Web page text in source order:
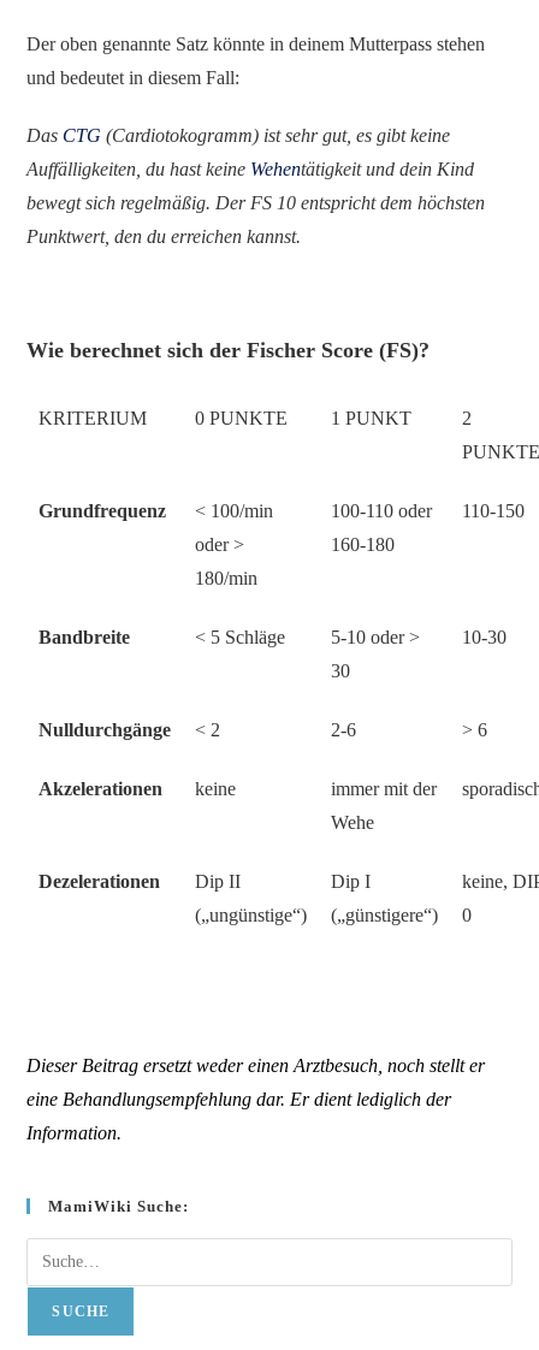
Der oben genannte Satz könnte in deinem Mutterpass stehen
und bedeutet in diesem Fall:
Das CTG (Cardiotokogramm) ist sehr gut, es gibt keine
Auffälligkeiten, du hast keine Wehentätigkeit und dein Kind
bewegt sich regelmäßig. Der FS 10 entspricht dem höchsten
Punktwert, den du erreichen kannst.
Wie berechnet sich der Fischer Score (FS)?
KRITERIUM 0 PUNKTE 1 PUNKT
2
Grundfrequenz
< 100/min
oder >
180/min
100-110 oder
160-180
110-150
Bandbreite < 5 Schläge
5-10 oder >
30
10-30
Nulldurchgänge < 2 2-6 > 6
Akzelerationen keine
immer mit der
Wehe
Dezelerationen
Dip II
(„ungünstige“)
Dip I
(„günstigere“)
keine,
0
Dieser Beitrag ersetzt weder einen Arztbesuch, noch stellt er
eine Behandlungsempfehlung dar. Er dient lediglich der
Information.
MamiWiki Suche:
Suche
SUCHE